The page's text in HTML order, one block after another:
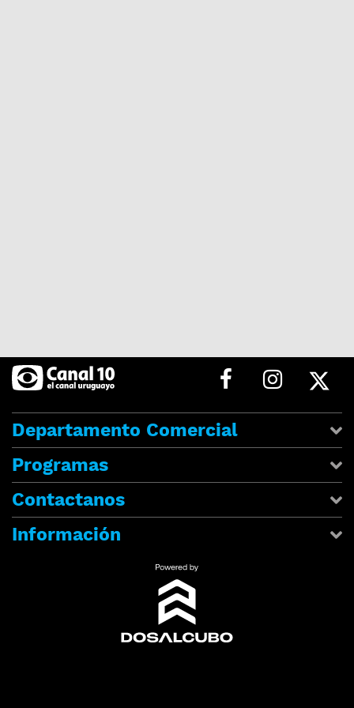
Departamento Comercial
Programas
Contactanos
Información